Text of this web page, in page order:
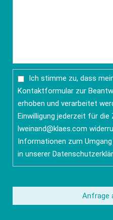
Ich stimme zu, dass
Kontaktformular zur
erhoben und verarbeitet
Einwilligung jederzeit für die
lweinand@klaes.com
Informationen zum
in unserer
Anfrage